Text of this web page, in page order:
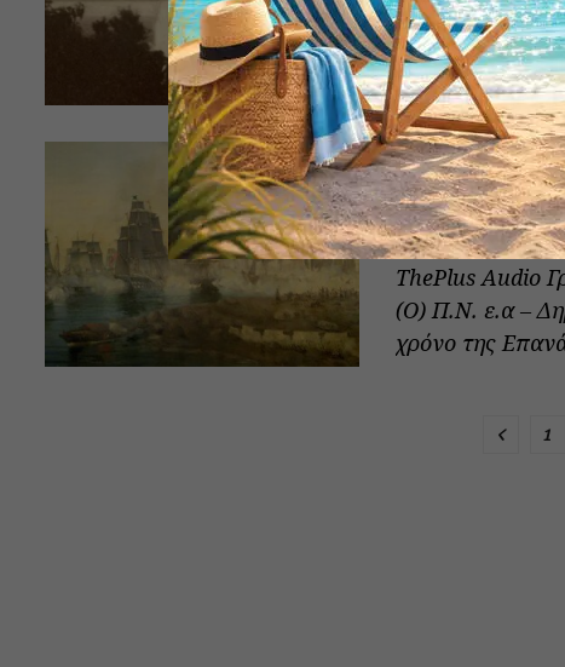
Γράφει ο
1940 ήταν για
καθώς ο Β’ ...
Η ναυμαχία
Σπετσών)
ΔΗΜΉΤΡΗΣ
ThePlus Audio
(Ο) Π.Ν. ε.α –
χρόνο της
1